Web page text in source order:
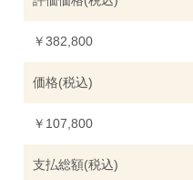
￥382,800
価格(税込)
￥107,800
支払総額(税込)